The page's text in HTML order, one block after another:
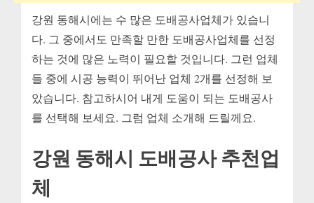
강원 동해시에는 수 많은 도배공사업체가 있습니
다. 그 중에서도 만족할 만한 도배공사업체를 선정
하는 것에 많은 노력이 필요할 것입니다. 그런 업체
들 중에 시공 능력이 뛰어난 업체 2개를 선정해 보
았습니다. 참고하시어 내게 도움이 되는 도배공사
를 선택해 보세요. 그럼 업체 소개해 드릴께요.
강원 동해시 도배공사 추천업
체